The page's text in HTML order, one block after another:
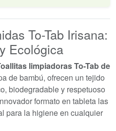
To-Tab Irisana:
Ecológica
limpiadoras To-Tab de
de bambú, ofrecen un tejido
biodegradable y respetuoso
formato en tableta las
para la higiene en cualquier